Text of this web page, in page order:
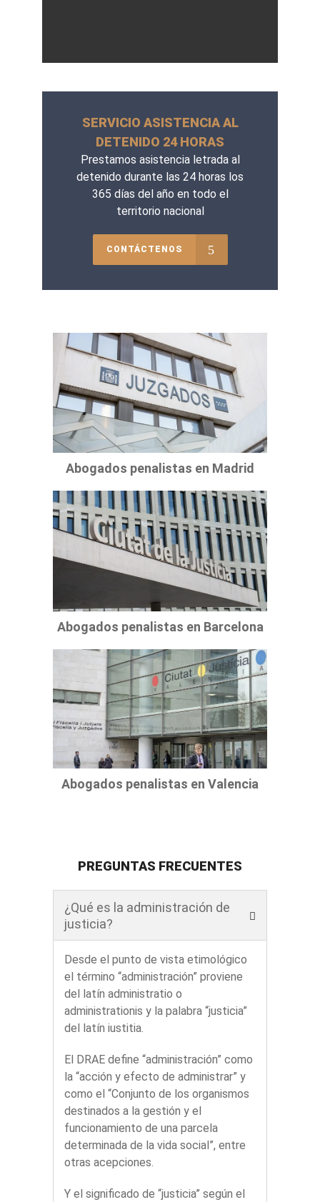
SERVICIO ASISTENCIA AL
DETENIDO 24 HORAS
Prestamos asistencia letrada al
detenido durante las 24 horas los
365 días del año en todo el
territorio nacional
CONTÁCTENOS
Abogados penalistas en Madrid
Abogados penalistas en Barcelona
Abogados penalistas en Valencia
PREGUNTAS FRECUENTES
¿Qué es la administración de
justicia?
Desde el punto de vista etimológico
el término “administración” proviene
del latín administratio o
administrationis y la palabra “justicia”
del latín iustitia.
El DRAE define “administración” como
la “acción y efecto de administrar” y
como el “Conjunto de los organismos
destinados a la gestión y el
funcionamiento de una parcela
determinada de la vida social”, entre
otras acepciones.
Y el significado de “justicia” según el